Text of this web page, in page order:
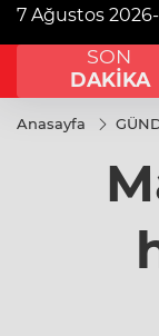
7 Ağustos
SON
DAKİKA
Anasayfa